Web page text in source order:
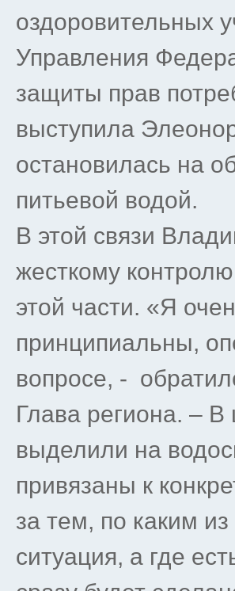
оздоровительных
Управления
защиты прав
выступила
остановилась на
питьевой водой.
В этой связи
жесткому
этой части. «Я
принципиальны,
вопросе, -
Глава региона. –
выделили на
привязаны к
за тем, по каким
ситуация, а где